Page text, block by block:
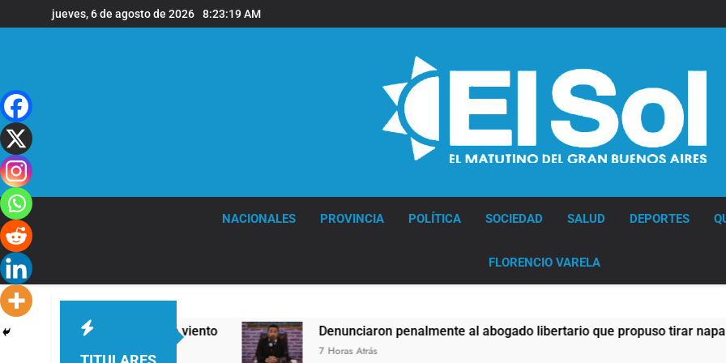
al
jueves, 6 de agosto de 2026 8:23:20 AM
NACIONALES PROVINCIA POLÍTICA SOCIEDAD SALUD DEPORTES
FLORENCIO VARELA
fuertes ráfagas de viento Denunciaron penalmente al abogado libertario que propuso tirar napalm sobre
7 Horas Atrás